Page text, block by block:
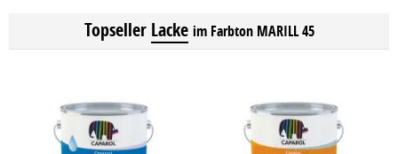
Topseller Lacke im Farbton MARILL 45